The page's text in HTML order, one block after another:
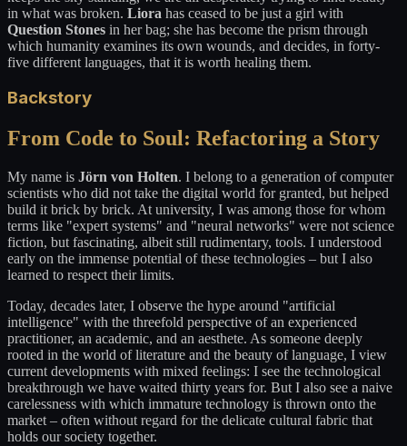
in what was broken. Liora has ceased to be just a girl with
Question Stones in her bag; she has become the prism through
which humanity examines its own wounds, and decides, in forty-
five different languages, that it is worth healing them.
Backstory
From Code to Soul: Refactoring a Story
My name is Jörn von Holten. I belong to a generation of computer
scientists who did not take the digital world for granted, but helped
build it brick by brick. At university, I was among those for whom
terms like "expert systems" and "neural networks" were not science
fiction, but fascinating, albeit still rudimentary, tools. I understood
early on the immense potential of these technologies – but I also
learned to respect their limits.
Today, decades later, I observe the hype around "artificial
intelligence" with the threefold perspective of an experienced
practitioner, an academic, and an aesthete. As someone deeply
rooted in the world of literature and the beauty of language, I view
current developments with mixed feelings: I see the technological
breakthrough we have waited thirty years for. But I also see a naive
carelessness with which immature technology is thrown onto the
market – often without regard for the delicate cultural fabric that
holds our society together.